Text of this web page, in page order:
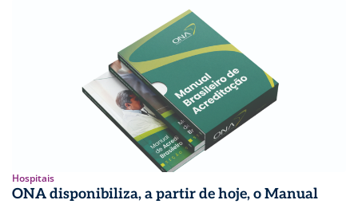
Hospitais
ONA disponibiliza, a partir de hoje, o Manual